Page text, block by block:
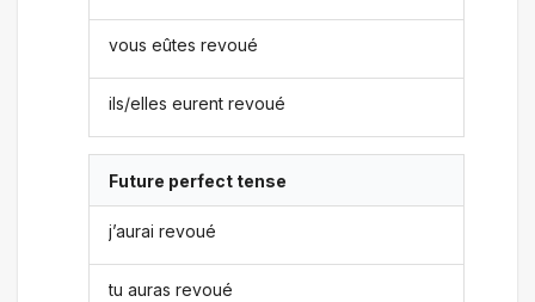
vous eûtes revoué
ils/elles eurent revoué
Future perfect tense
j’aurai revoué
tu auras revoué